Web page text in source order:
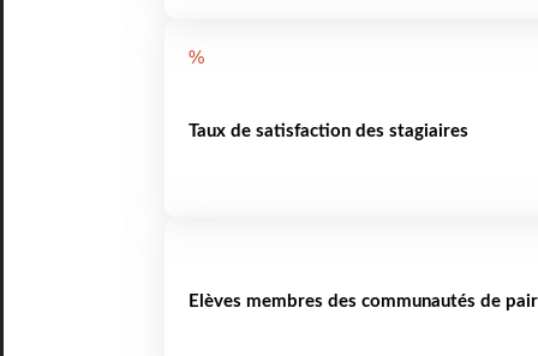
%
Taux de satisfaction des stagiaires
Elèves membres des communautés de